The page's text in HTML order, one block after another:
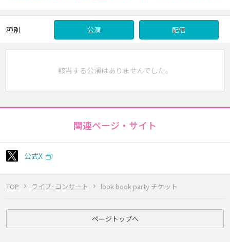
TOP ライブ･コンサート look book party チケット
種別 公演 配信
該当する公演はありませんでした。
関連ページ・サイト
公式X
ページトップへ